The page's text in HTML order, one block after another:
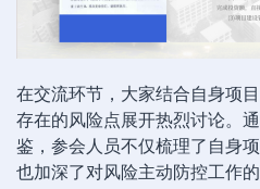
在交流环节，大家结合自身项
存在的风险点展开热烈讨论。
鉴，参会人员不仅梳理了自身
也加深了对风险主动防控工作的